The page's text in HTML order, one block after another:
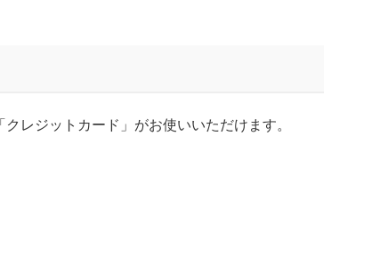
レジットカード」がお使いいただけます。